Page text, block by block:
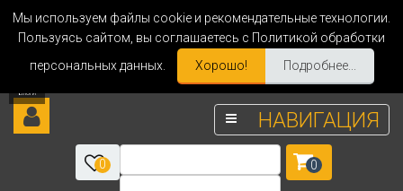
Мы используем файлы cookie и рекомендательные технологии.
Пользуясь сайтом, вы соглашаетесь с Политикой обработки
персональных данных.
Хорошо! Подробнее...
НАВИГАЦИЯ
0 0